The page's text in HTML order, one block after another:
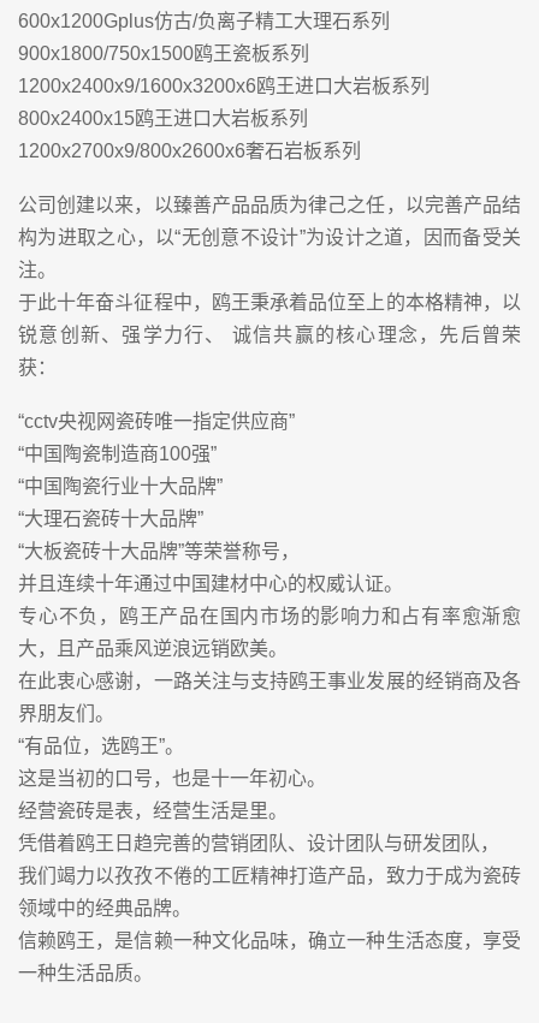
600x1200Gplus仿古/负离子精工大理石系列
900x1800/750x1500鸥王瓷板系列
1200x2400x9/1600x3200x6鸥王进口大岩板系列
800x2400x15鸥王进口大岩板系列
1200x2700x9/800x2600x6奢石岩板系列
公司创建以来，以臻善产品品质为律己之任，以完善产品结
构为进取之心，以“无创意不设计”为设计之道，因而备受关
注。
于此十年奋斗征程中，鸥王秉承着品位至上的本格精神，以
锐意创新、强学力行、 诚信共赢的核心理念，先后曾荣
获：
“cctv央视网瓷砖唯一指定供应商”
“中国陶瓷制造商100强”
“中国陶瓷行业十大品牌”
“大理石瓷砖十大品牌”
“大板瓷砖十大品牌”等荣誉称号，
并且连续十年通过中国建材中心的权威认证。
专心不负，鸥王产品在国内市场的影响力和占有率愈渐愈
大，且产品乘风逆浪远销欧美。
在此衷心感谢，一路关注与支持鸥王事业发展的经销商及各
界朋友们。
“有品位，选鸥王”。
这是当初的口号，也是十一年初心。
经营瓷砖是表，经营生活是里。
凭借着鸥王日趋完善的营销团队、设计团队与研发团队，
我们竭力以孜孜不倦的工匠精神打造产品，致力于成为瓷砖
领域中的经典品牌。
信赖鸥王，是信赖一种文化品味，确立一种生活态度，享受
一种生活品质。